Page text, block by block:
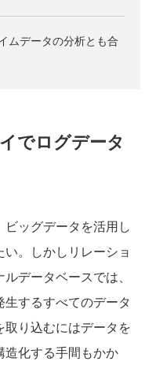
ムデータの分析とも合
でログデータ
ビッグデータを活用し
い。しかしリレーショ
ルデータベースでは、
生するすべてのデータ
取り込むにはデータを
造化する手間もかか